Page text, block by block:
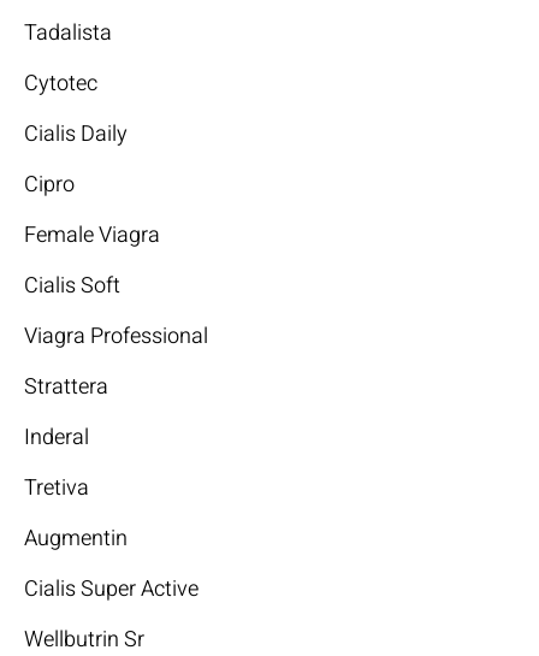
Tadalista
Cytotec
Cialis Daily
Cipro
Female Viagra
Cialis Soft
Viagra Professional
Strattera
Inderal
Tretiva
Augmentin
Cialis Super Active
Wellbutrin Sr